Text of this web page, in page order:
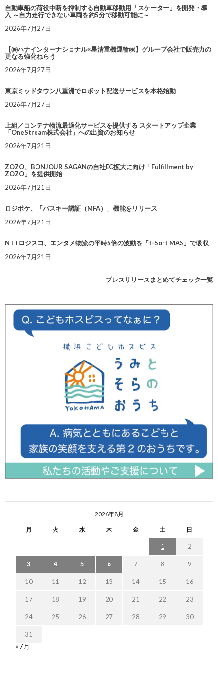
自動車船の荷役中断を抑制する自動車移動用「スケーター」を開発・導
入 ～自力走行できない車両を約5分で移動可能に～
2026年7月27日
【㈱ハナインターナショナル×星清重機運輸㈱】グループ会社で販売力の
更なる強化ねらう
2026年7月27日
東京ミッドタウン八重洲でロボット配送サービスを本格始動
2026年7月27日
上組／コンテナ物流最適化サービスを提供する スタートアップ企業
「OneStream株式会社」への出資のお知らせ
2026年7月21日
ZOZO、BONJOUR SAGANの自社EC拡大に向け「Fulfillment by
ZOZO」を提供開始
2026年7月21日
ロジポケ、「パスキー認証（MFA）」機能をリリース
2026年7月21日
NTTロジスコ、エンタメ物流の平時5倍の波動を「t-Sort MAS」で吸収
2026年7月21日
プレスリリースまとめてチェック一覧
2026年8月
月 火 水 木 金 土 日
1 2
3 4 5 6 7 8 9
10 11 12 13 14 15 16
17 18 19 20 21 22 23
24 25 26 27 28 29 30
31
« 7月